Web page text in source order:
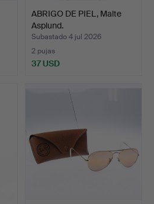
ABRIGO DE PIEL, Malte
Asplund.
Subastado 4 jul 2026
2 pujas
37 USD